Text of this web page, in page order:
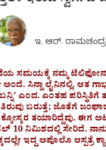
ಇ. ಆರ್.
ಸಮಯಕ್ಕೆ ನಮ್ಮ ಟೆಲಿಫೋನ್
ಸಿನ್ಹಾ ಲೈನಿನಲ್ಲಿ. ಆತ
ಎಂದ. ಎಂತಹ
ತಿರುವು ಬರುತ್ತೆ; ಜೊತೆಗೆ
ತಯಾರಿದ್ದೆವು. ಈಗ
ನಿಮಿಶದಲ್ಲಿ ಸೇರಿದೆ.
ಇದ್ದ ಅಪೊಲೊ ಆಸ್ಪತ್ರೆ